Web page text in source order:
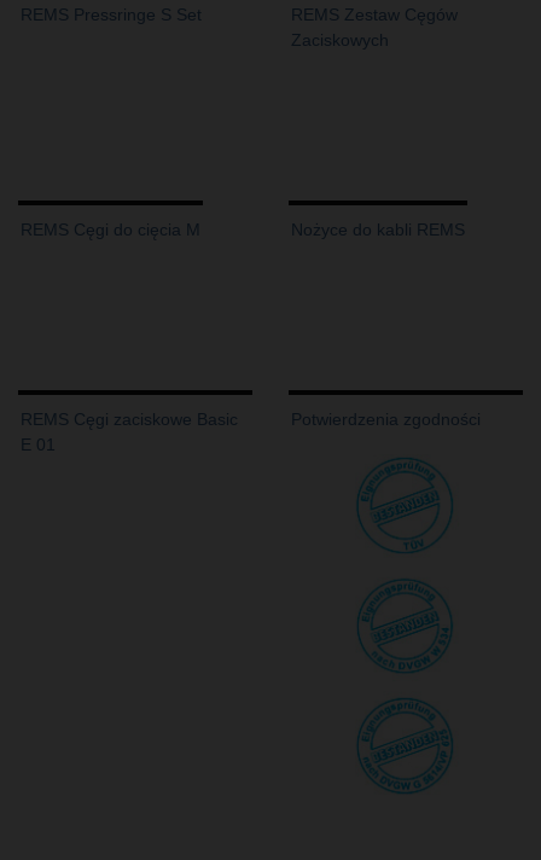
REMS Pressringe S Set
REMS Zestaw Cęgów
Zaciskowych
REMS Cęgi do cięcia M Nożyce do kabli REMS
REMS Cęgi zaciskowe Basic
E 01
Potwierdzenia zgodności